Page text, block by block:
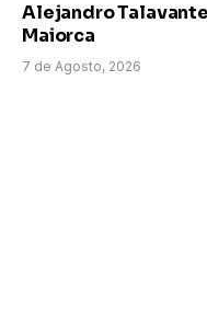
Alejandro
Maiorca
7 de Agosto, 2026